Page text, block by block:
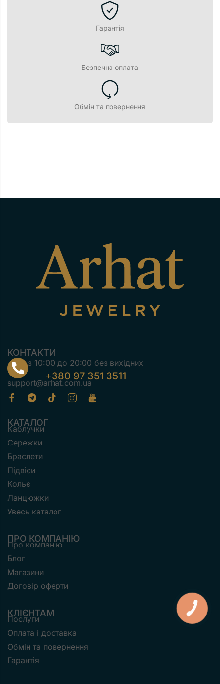
Гарантія
Безпечна оплата
Обмін та повернення
КОНТАКТИ
з 10:00 до 20:00 без вихідних
+380 97 351 3511
support@arhat.com.ua
КАТАЛОГ
Каблучки
Сережки
Браслети
Підвіси
Кольє
Ланцюжки
Увесь каталог
ПРО КОМПАНІЮ
Про компанію
Блог
Магазини
Договір оферти
КЛІЄНТАМ
Послуги
Оплата і доставка
Обмін та повернення
Гарантія
КНОПКА
ЗВ'ЯЗКУ